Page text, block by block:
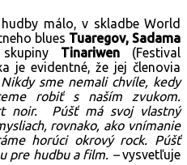
málo, v skladbe World
blues Tuaregov, Sadama
Tinariwen (Festival
je evidentné, že jej členovia
Nikdy sme nemali chvíle, kedy
robiť s naším zvukom.
noir.
Púšť má svoj vlastný
rovnako, ako vnímanie
horúci okrový rock. Púšť
pre hudbu a film. –vysvetľuje